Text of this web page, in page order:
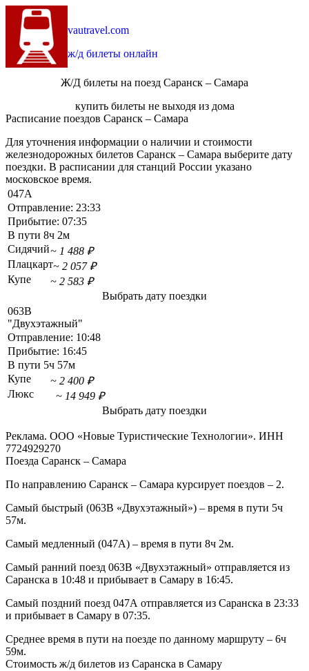
vautravel.com
ж/д билеты онлайн
Ж/Д билеты на поезд Саранск – Самара
купить билеты не выходя из дома
Расписание поездов Саранск – Самара
Для уточнения информации о наличии и стоимости
железнодорожных билетов Саранск – Самара выберите дату
поездки. В расписании для станций России указано
московское время.
047А
Отправление: 23:33
Прибытие: 07:35
В пути 8ч 2м
Сидячий~ 1 488 ₽
Плацкарт~ 2 057 ₽
Купе
~ 2 583 ₽
Выбрать дату поездки
063В
"Двухэтажный"
Отправление: 10:48
Прибытие: 16:45
В пути 5ч 57м
Купе
~ 2 400 ₽
Люкс
~ 14 949 ₽
Выбрать дату поездки
Реклама. ООО «Новые Туристические Технологии». ИНН
7724929270
Поезда Саранск – Самара
По направлению Саранск – Самара курсирует поездов – 2.
Самый быстрый (063В «Двухэтажный») – время в пути 5ч
57м.
Самый медленный (047А) – время в пути 8ч 2м.
Самый ранний поезд 063В «Двухэтажный» отправляется из
Саранска в 10:48 и прибывает в Самару в 16:45.
Самый поздний поезд 047А отправляется из Саранска в 23:33
и прибывает в Самару в 07:35.
Среднее время в пути на поезде по данному маршруту – 6ч
59м.
Стоимость ж/д билетов из Саранска в Самару